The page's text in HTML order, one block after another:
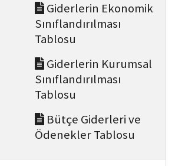
Giderlerin Ekonomik
Sınıflandırılması
Tablosu
Giderlerin Kurumsal
Sınıflandırılması
Tablosu
Bütçe Giderleri ve
Ödenekler Tablosu